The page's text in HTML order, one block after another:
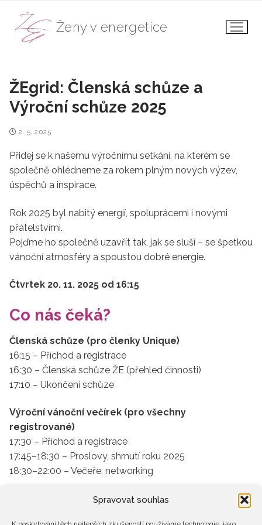
Spravovat souhlas
obsah
Ženy v energetice
ŽEgrid: Členská schůze a
Výroční schůze 2025
2. 5. 2025
Přidej se k našemu výročnímu setkání, na kterém se
společně ohlédneme za rokem plným nových výzev,
úspěchů a inspirace.
Rok 2025 byl nabitý energií, spoluprácemi i novými
přátelstvími.
Pojďme ho společně uzavřít tak, jak se sluší – se špetkou
vánoční atmosféry a spoustou dobré energie.
Čtvrtek 20. 11. 2025 od 16:15
Co nás čeká?
Členská schůze (pro členky Unique)
16:15 – Příchod a registrace
16:30 – Členská schůze ŽE (přehled činnosti)
17:10 – Ukončení schůze
Výroční vánoční večírek (pro všechny
registrované)
17:30 – Příchod a registrace
17:45–18:30 – Proslovy, shrnutí roku 2025
18:30–22:00 – Večeře, networking